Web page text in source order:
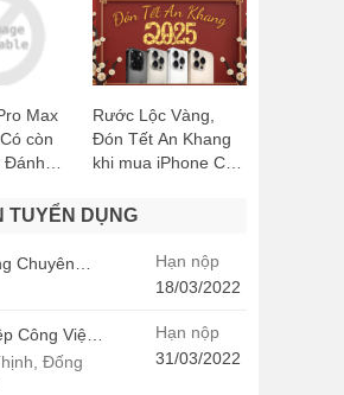
Didongthongminh
15 Trần Đại Nghĩa
Max
còn
Đánh
Rước Lộc Vàng,
Đón Tết An Khang
khi mua iPhone Cũ
Minh
TUYỂN DỤNG
Chuyên
Hạn nộp
18/03/2022
Công Việc
Tư Vấn
Động
Đống
Hạn nộp
31/03/2022